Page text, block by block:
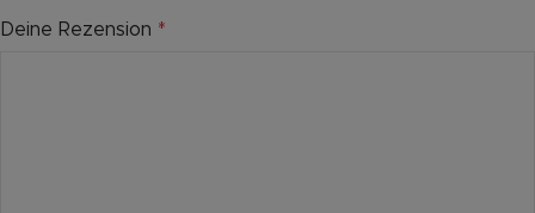
Deine Rezension *